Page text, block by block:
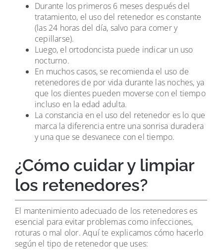
Durante los primeros 6 meses después del
tratamiento, el uso del retenedor es constante
(las 24 horas del día, salvo para comer y
cepillarse).
Luego, el ortodoncista puede indicar un uso
nocturno.
En muchos casos, se recomienda el uso de
retenedores de por vida durante las noches, ya
que los dientes pueden moverse con el tiempo
incluso en la edad adulta.
La constancia en el uso del retenedor es lo que
marca la diferencia entre una sonrisa duradera
y una que se desvanece con el tiempo.
¿Cómo cuidar y limpiar
los retenedores?
El mantenimiento adecuado de los retenedores es
esencial para evitar problemas como infecciones,
roturas o mal olor. Aquí te explicamos cómo hacerlo
según el tipo de retenedor que uses: